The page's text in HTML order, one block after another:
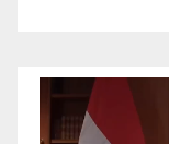
Pemutar
Video